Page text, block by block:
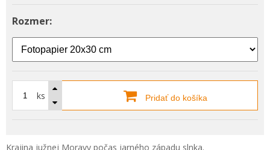
Rozmer:
ks Pridať do košíka
Krajina južnej Moravy počas jarného západu slnka.